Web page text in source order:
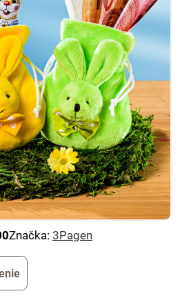
Značka: 3Pagen